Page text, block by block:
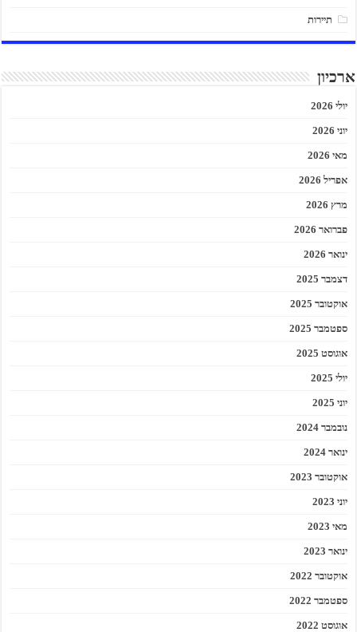
תיירות
ארכיון
יולי 2026
יוני 2026
מאי 2026
אפריל 2026
מרץ 2026
פברואר 2026
ינואר 2026
דצמבר 2025
אוקטובר 2025
ספטמבר 2025
אוגוסט 2025
יולי 2025
יוני 2025
נובמבר 2024
ינואר 2024
אוקטובר 2023
יוני 2023
מאי 2023
ינואר 2023
אוקטובר 2022
ספטמבר 2022
אוגוסט 2022